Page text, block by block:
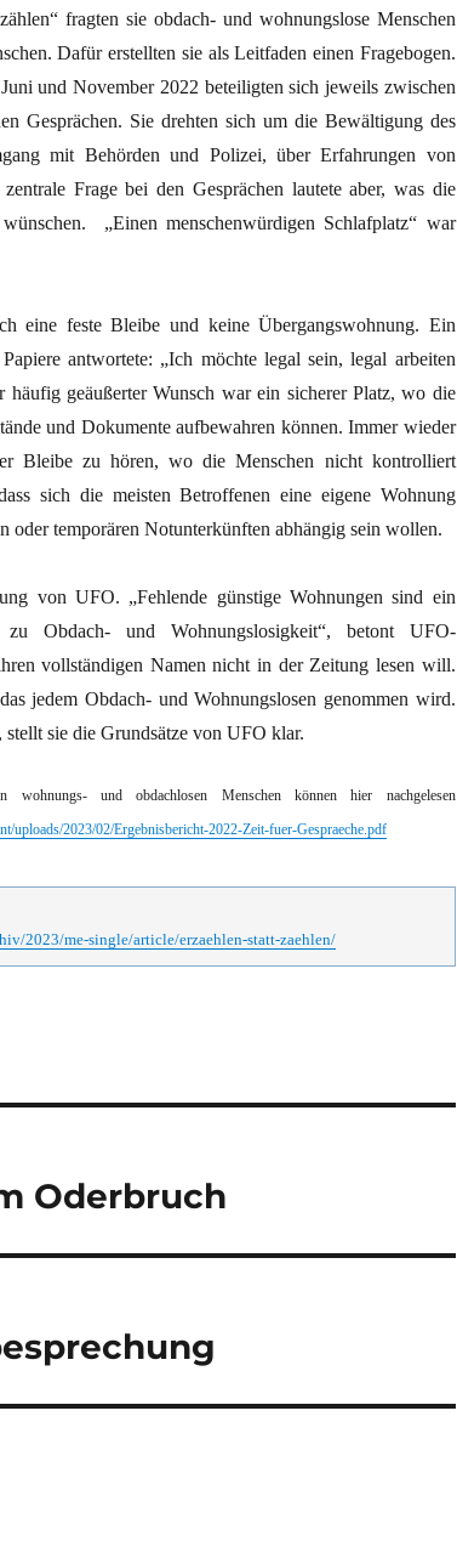
fragten sie obdach- und wohnungslose Menschen
Dafür erstellten sie als Leitfaden einen Fragebogen.
und November 2022 beteiligten sich jeweils zwischen
Gesprächen. Sie drehten sich um die Bewältigung des
mit Behörden und Polizei, über Erfahrungen von
Frage bei den Gesprächen lautete aber, was die
„Einen menschenwürdigen Schlafplatz“ war
eine feste Bleibe und keine Übergangswohnung. Ein
antwortete: „Ich möchte legal sein, legal arbeiten
häufig geäußerter Wunsch war ein sicherer Platz, wo die
und Dokumente aufbewahren können. Immer wieder
Bleibe zu hören, wo die Menschen nicht kontrolliert
sich die meisten Betroffenen eine eigene Wohnung
oder temporären Notunterkünften abhängig sein wollen.
von UFO. „Fehlende günstige Wohnungen sind ein
Obdach- und Wohnungslosigkeit“, betont UFO-
vollständigen Namen nicht in der Zeitung lesen will.
jedem Obdach- und Wohnungslosen genommen wird.
stellt sie die Grundsätze von UFO klar.
und obdachlosen Menschen können hier nachgelesen
uploads/2023/02/Ergebnisbericht-2022-Zeit-fuer-Gespraeche.pdf
2023/me-single/article/erzaehlen-statt-zaehlen/
Oderbruch